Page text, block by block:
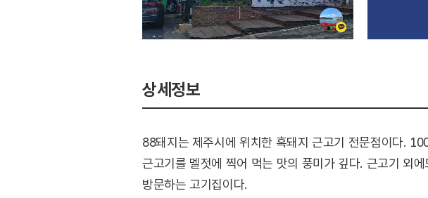
상세정보
88돼지는 제주시에 위치한 흑돼지 근고기 전문점이다.
근고기를 멜젓에 찍어 먹는 맛의 풍미가 깊다. 근고기 외
방문하는 고기집이다.